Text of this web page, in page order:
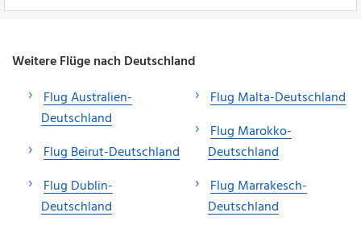
Weitere Flüge nach Deutschland
Flug Australien-
Deutschland
Flug Beirut-Deutschland
Flug Dublin-
Deutschland
Flug Malta-Deutschland
Flug Marokko-
Deutschland
Flug Marrakesch-
Deutschland